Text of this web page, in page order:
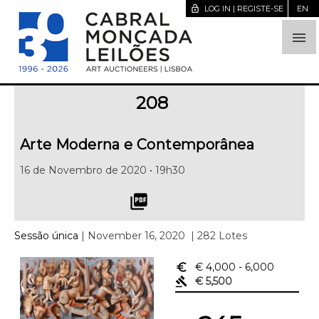

lock_open LOG IN | REGISTE-SE EN
208
Arte Moderna e Contemporânea
16 de Novembro de 2020 • 19h30
picture_as_pdf
Sessão única | November 16, 2020 | 282 Lotes
euro_symbol € 4,000 - 6,000
gavel
€ 5,500